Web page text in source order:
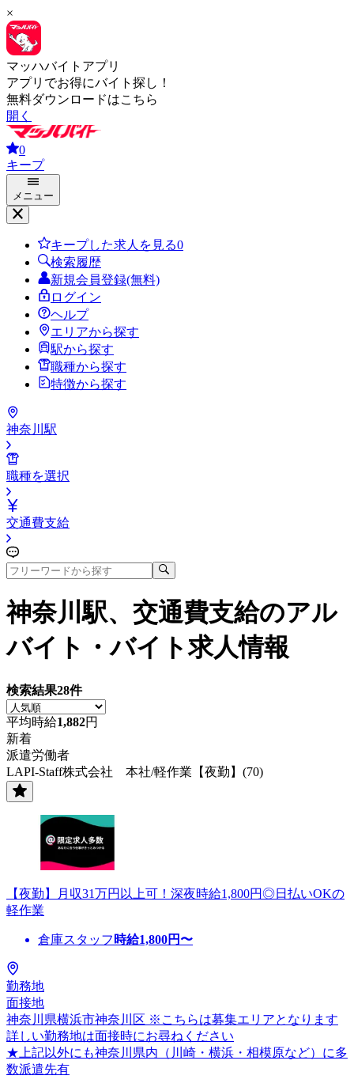
×
マッハバイトアプリ
アプリでお得にバイト探し！
無料ダウンロードはこちら
開く
0
キープ
メニュー
キープした求人を見る0
検索履歴
新規会員登録(無料)
ログイン
ヘルプ
エリアから探す
駅から探す
職種から探す
特徴から探す
神奈川駅
職種を選択
交通費支給
神奈川駅、交通費支給のアル
バイト・バイト求人情報
検索結果28件
平均時給1,882円
新着
派遣労働者
LAPI-Staff株式会社 本社/軽作業【夜勤】(70)
【夜勤】月収31万円以上可！深夜時給1,800円◎日払いOKの
軽作業
倉庫スタッフ 時給1,800円〜
勤務地
面接地
神奈川県横浜市神奈川区 ※こちらは募集エリアとなります
詳しい勤務地は面接時にお尋ねください
★上記以外にも神奈川県内（川崎・横浜・相模原など）に多
数派遣先有